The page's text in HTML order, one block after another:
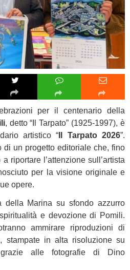
per il centenario della
, detto “Il Tarpato” (1925-1997), è
artistico “ Il Tarpato 2026”.
di un progetto editoriale che, fino
riportare l’attenzione sull’artista
per la visione originale e
opere.
della Marina su sfondo azzurro
e devozione di Pomili.
ammirare riproduzioni di
stampate in alta risoluzione su
alle fotografie di Dino